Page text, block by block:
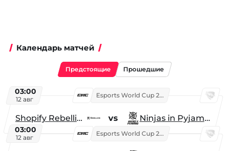
Календарь матчей
Предстоящие Прошедшие
03:00
12 авг
Esports World Cup 2026
Shopify Rebellion vs Ninjas in Pyjamas
03:00
12 авг
Esports World Cup 2026